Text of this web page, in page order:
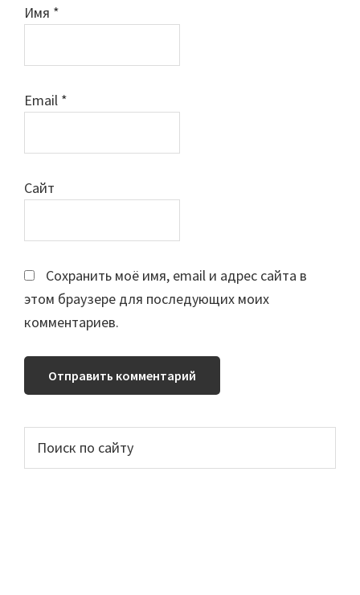
Имя *
Email *
Сайт
Сохранить моё имя, email и адрес сайта в
этом браузере для последующих моих
комментариев.
Основной
сайдбар